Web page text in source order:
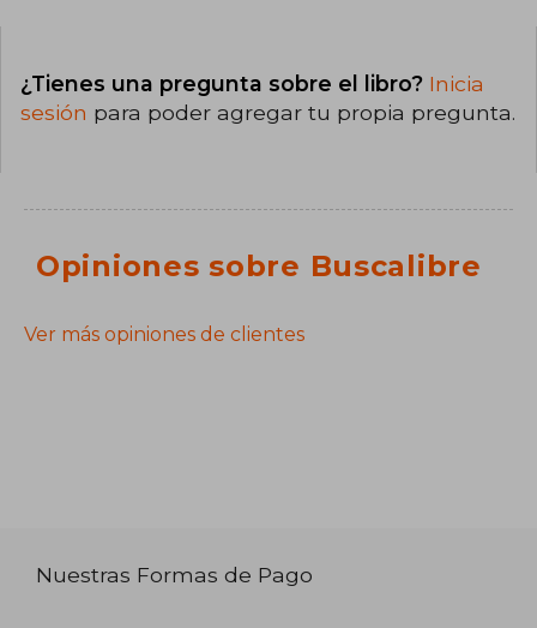
¿Tienes una pregunta sobre el libro? Inicia
sesión para poder agregar tu propia pregunta.
Opiniones sobre Buscalibre
Ver más opiniones de clientes
Nuestras Formas de Pago